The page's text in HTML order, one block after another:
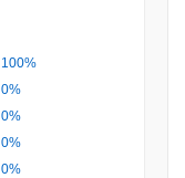
100%
0%
0%
0%
0%